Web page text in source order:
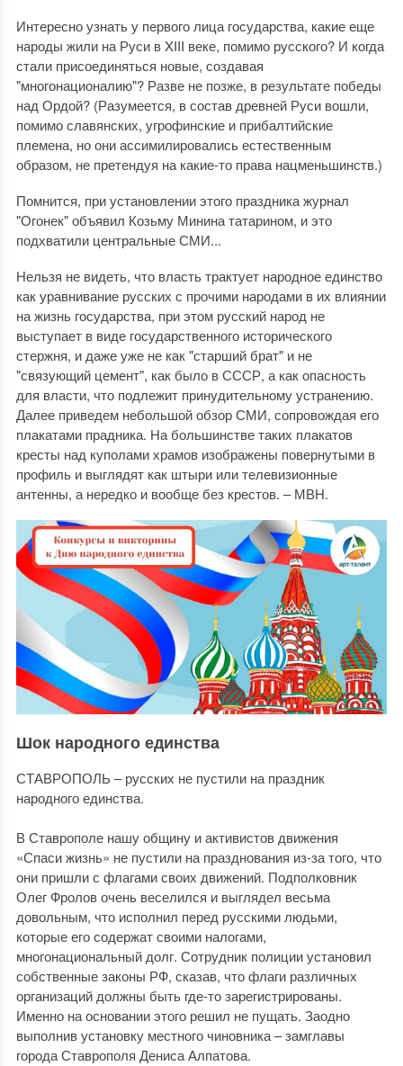
Интересно узнать у первого лица государства, какие еще
народы жили на Руси в XIII веке, помимо русского? И когда
стали присоединяться новые, создавая
"многонационалию"? Разве не позже, в результате победы
над Ордой? (Разумеется, в состав древней Руси вошли,
помимо славянских, угрофинские и прибалтийские
племена, но они ассимилировались естественным
образом, не претендуя на какие-то права нацменьшинств.)
Помнится, при установлении этого праздника журнал
"Огонек" объявил Козьму Минина татарином, и это
подхватили центральные СМИ...
Нельзя не видеть, что власть трактует народное единство
как уравнивание русских с прочими народами в их влиянии
на жизнь государства, при этом русский народ не
выступает в виде государственного исторического
стержня, и даже уже не как "старший брат" и не
"связующий цемент", как было в СССР, а как опасность
для власти, что подлежит принудительному устранению.
Далее приведем небольшой обзор СМИ, сопровождая его
плакатами прадника. На большинстве таких плакатов
кресты над куполами храмов изображены повернутыми в
профиль и выглядят как штыри или телевизионные
антенны, а нередко и вообще без крестов. – МВН.
Шок народного единства
СТАВРОПОЛЬ – русских не пустили на праздник
народного единства.
В Ставрополе нашу общину и активистов движения
«Спаси жизнь» не пустили на празднования из-за того, что
они пришли с флагами своих движений. Подполковник
Олег Фролов очень веселился и выглядел весьма
довольным, что исполнил перед русскими людьми,
которые его содержат своими налогами,
многонациональный долг. Сотрудник полиции установил
собственные законы РФ, сказав, что флаги различных
организаций должны быть где-то зарегистрированы.
Именно на основании этого решил не пущать. Заодно
выполнив установку местного чиновника – замглавы
города Ставрополя Дениса Алпатова.